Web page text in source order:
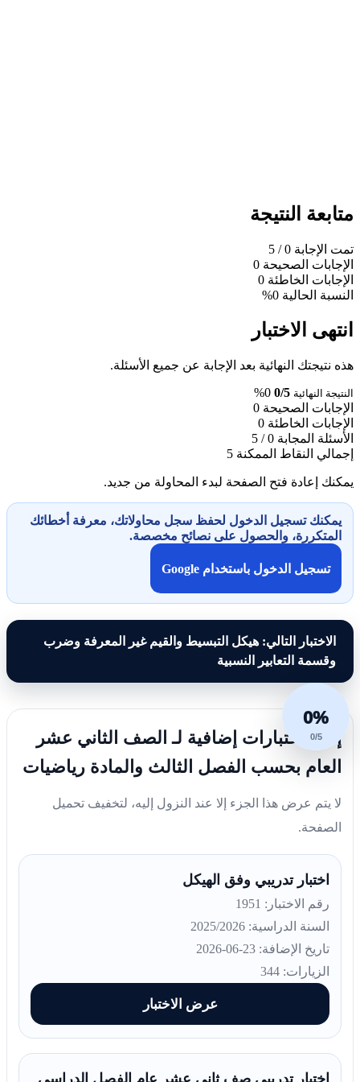
متابعة النتيجة
تمت الإجابة 0
/ 5
الإجابات الصحيحة 0
الإجابات الخاطئة 0
النسبة الحالية 0%
انتهى الاختبار
هذه نتيجتك النهائية بعد الإجابة عن جميع الأسئلة.
النتيجة النهائية 0/5
0%
الإجابات الصحيحة 0
الإجابات الخاطئة 0
الأسئلة المجابة 0 / 5
إجمالي النقاط الممكنة 5
يمكنك إعادة فتح الصفحة لبدء المحاولة من جديد.
يمكنك تسجيل الدخول لحفظ سجل محاولاتك، معرفة أخطائك
المتكررة، والحصول على نصائح مخصصة.
تسجيل الدخول باستخدام Google
الاختبار التالي: هيكل التبسيط والقيم غير المعرفة وضرب
وقسمة التعابير النسبية
0%
0/5
إليك اختبارات إضافية لـ الصف الثاني عشر
العام بحسب الفصل الثالث والمادة رياضيات
لا يتم عرض هذا الجزء إلا عند النزول إليه، لتخفيف تحميل
الصفحة.
اختبار تدريبي وفق الهيكل
رقم الاختبار: 1951
السنة الدراسية: 2025/2026
تاريخ الإضافة: 23-06-2026
الزيارات: 344
عرض الاختبار